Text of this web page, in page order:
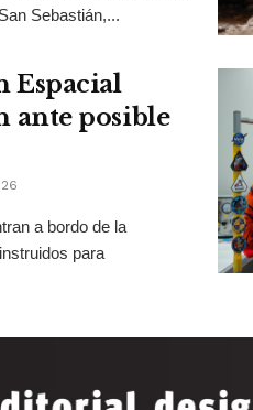
Sebastián,...
Espacial
ante posible
a bordo de la
para